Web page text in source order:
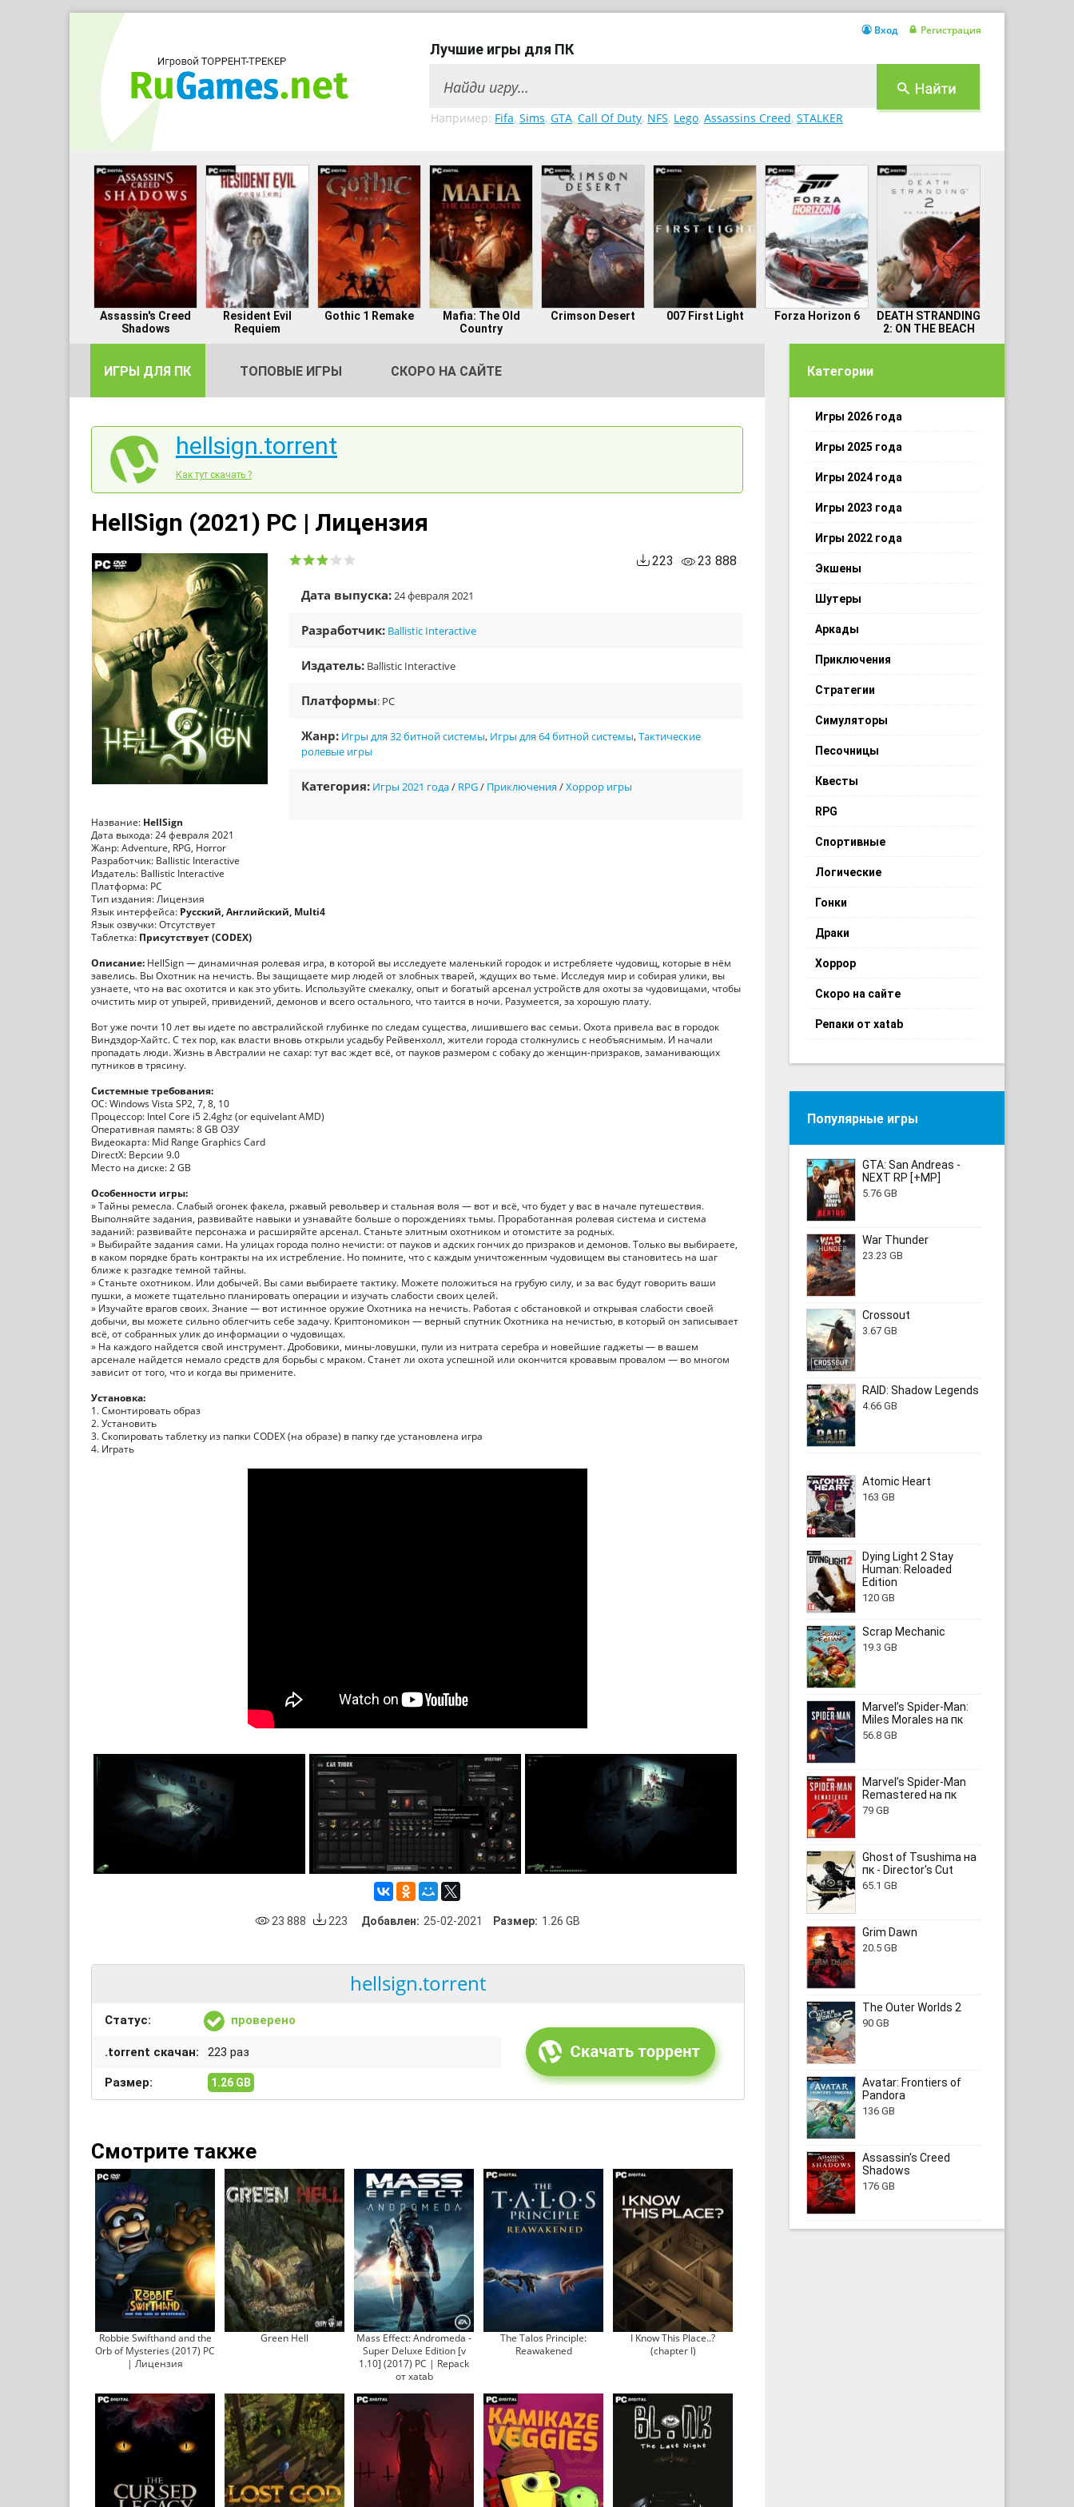
Лучшие игры для ПК
Например: Fifa, Sims, GTA, Call Of Duty, NFS, Lego, Assassins Creed, STALKER
Вход Регистрация
Assassin's Creed
Shadows
Resident Evil
Requiem
Gothic 1 Remake
Mafia: The Old
Country
Crimson Desert 007 First Light Forza Horizon 6
DEATH STRANDING
2: ON THE BEACH
ИГРЫ ДЛЯ ПК ТОПОВЫЕ ИГРЫ СКОРО НА САЙТЕ
hellsign.torrent
Как тут скачать ?
HellSign (2021) PC | Лицензия
23 888
223
Дата выпуска:24 февраля 2021
Разработчик: Ballistic Interactive
Издатель: Ballistic Interactive
Платформы: PC
Жанр: Игры для 32 битной системы, Игры для 64 битной системы,Тактические
ролевые игры
Категория: Игры 2021 года/ RPG/ Приключения/Хоррор игры
Название: HellSign
Дата выхода: 24 февраля 2021
Жанр: Adventure, RPG, Horror
Разработчик: Ballistic Interactive
Издатель: Ballistic Interactive
Платформа: PC
Тип издания: Лицензия
Язык интерфейса: Русский, Английский, Multi4
Язык озвучки: Отсутствует
Таблетка: Присутствует (CODEX)
Описание: HellSign — динамичная ролевая игра, в которой вы исследуете маленький городок и истребляете чудовищ, которые в нём
завелись. Вы Охотник на нечисть. Вы защищаете мир людей от злобных тварей, ждущих во тьме. Исследуя мир и собирая улики, вы
узнаете, что на вас охотится и как это убить. Используйте смекалку, опыт и богатый арсенал устройств для охоты за чудовищами, чтобы
очистить мир от упырей, привидений, демонов и всего остального, что таится в ночи. Разумеется, за хорошую плату.
Вот уже почти 10 лет вы идете по австралийской глубинке по следам существа, лишившего вас семьи. Охота привела вас в городок
Виндздор-Хайтс. С тех пор, как власти вновь открыли усадьбу Рейвенхолл, жители города столкнулись с необъяснимым. И начали
пропадать люди. Жизнь в Австралии не сахар: тут вас ждет всё, от пауков размером с собаку до женщин-призраков, заманивающих
путников в трясину.
Системные требования:
ОС: Windows Vista SP2, 7, 8, 10
Процессор: Intel Core i5 2.4ghz (or equivelant AMD)
Оперативная память: 8 GB ОЗУ
Видеокарта: Mid Range Graphics Card
DirectX: Версии 9.0
Место на диске: 2 GB
Особенности игры:
» Тайны ремесла. Слабый огонек факела, ржавый револьвер и стальная воля — вот и всё, что будет у вас в начале путешествия.
Выполняйте задания, развивайте навыки и узнавайте больше о порождениях тьмы. Проработанная ролевая система и система
заданий: развивайте персонажа и расширяйте арсенал. Станьте элитным охотником и отомстите за родных.
» Выбирайте задания сами. На улицах города полно нечисти: от пауков и адских гончих до призраков и демонов. Только вы выбираете,
в каком порядке брать контракты на их истребление. Но помните, что с каждым уничтоженным чудовищем вы становитесь на шаг
ближе к разгадке темной тайны.
» Станьте охотником. Или добычей. Вы сами выбираете тактику. Можете положиться на грубую силу, и за вас будут говорить ваши
пушки, а можете тщательно планировать операции и изучать слабости своих целей.
» Изучайте врагов своих. Знание — вот истинное оружие Охотника на нечисть. Работая с обстановкой и открывая слабости своей
добычи, вы можете сильно облегчить себе задачу. Криптономикон — верный спутник Охотника на нечистью, в который он записывает
всё, от собранных улик до информации о чудовищах.
» На каждого найдется свой инструмент. Дробовики, мины-ловушки, пули из нитрата серебра и новейшие гаджеты — в вашем
арсенале найдется немало средств для борьбы с мраком. Станет ли охота успешной или окончится кровавым провалом — во многом
зависит от того, что и когда вы примените.
Установка:
1. Смонтировать образ
2. Установить
3. Скопировать таблетку из папки CODEX (на образе) в папку где установлена игра
4. Играть
23 888 223 Добавлен: 25-02-2021 Размер: 1.26 GB
hellsign.torrent
Статус: проверено
.torrent скачан: 223 раз
Размер: 1.26 GB
Смотрите также
Robbie Swifthand and the
Orb of Mysteries (2017) PC
| Лицензия
Green Hell
Mass Effect: Andromeda -
Super Deluxe Edition [v
1.10] (2017) PC | Repack
от xatab
The Talos Principle:
Reawakened
I Know This Place..?
(chapter I)
Категории
Игры 2026 года
Игры 2025 года
Игры 2024 года
Игры 2023 года
Игры 2022 года
Экшены
Шутеры
Аркады
Приключения
Стратегии
Симуляторы
Песочницы
Квесты
RPG
Спортивные
Логические
Гонки
Драки
Хоррор
Скоро на сайте
Репаки от xatab
Популярные игры
GTA: San Andreas -
NEXT RP [+MP]
5.76 GB
War Thunder
23.23 GB
Crossout
3.67 GB
RAID: Shadow Legends
4.66 GB
Atomic Heart
163 GB
Dying Light 2 Stay
Human: Reloaded
Edition
120 GB
Scrap Mechanic
19.3 GB
Marvel’s Spider-Man:
Miles Morales на пк
56.8 GB
Marvel’s Spider-Man
Remastered на пк
79 GB
Ghost of Tsushima на
пк - Director's Cut
65.1 GB
Grim Dawn
20.5 GB
The Outer Worlds 2
90 GB
Avatar: Frontiers of
Pandora
136 GB
Assassin's Creed
Shadows
176 GB